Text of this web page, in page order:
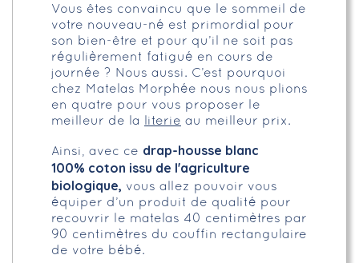
Vous êtes convaincu que le sommeil de
votre nouveau-né est primordial pour
son bien-être et pour qu’il ne soit pas
régulièrement fatigué en cours de
journée ? Nous aussi. C’est pourquoi
chez Matelas Morphée nous nous plions
en quatre pour vous proposer le
meilleur de la
literie au meilleur prix.
Ainsi, avec ce drap-housse blanc
100% coton issu de l'agriculture
biologique, vous allez pouvoir vous
équiper d’un produit de qualité pour
recouvrir le matelas 40 centimètres par
90 centimètres du couffin rectangulaire
de votre bébé.